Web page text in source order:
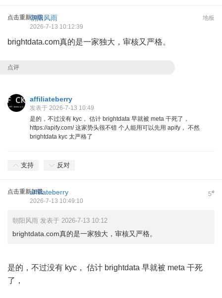
点击重新加载 地板
朝阳风雨
2026-7-13 10:12:39
brightdata.com真的是一家独大，审核又严格。
点评
affiliateberry
发表于 2026-7-13 10:49
是的，不过没有 kyc， 估计 brightdata 早就被 meta 干死了，
https://apify.com/ 这家势头很不错 个人能用可以先用 apify， 不然
brightdata kyc 太严格了
支持 反对
点击重新加载 5#
affiliateberry
2026-7-13 10:49:10
朝阳风雨 发表于 2026-7-13 10:12
brightdata.com真的是一家独大，审核又严格。
是的，不过没有 kyc， 估计 brightdata 早就被 meta 干死
了，